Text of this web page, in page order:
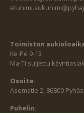
Toimiston
Ke-Pe 9-13
Ma-Ti suljettu
Osoite:
Asematie 2, 86800
Puhelin: